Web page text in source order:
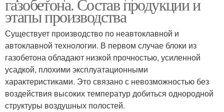
газобетона. Состав продукции и
этапы производства
Существует производство по неавтоклавной и
автоклавной технологии. В первом случае блоки из
газобетона обладают низкой прочностью, усиленной
усадкой, плохими эксплуатационными
характеристиками. Это связано с невозможностью без
воздействия высоких температур добиться однородной
структуры воздушных полостей.